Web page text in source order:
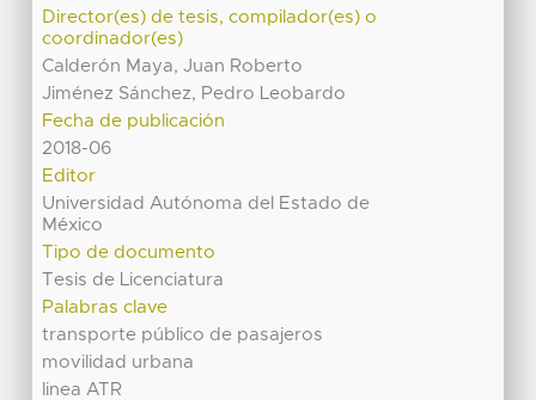
Director(es) de tesis, compilador(es) o
coordinador(es)
Calderón Maya, Juan Roberto
Jiménez Sánchez, Pedro Leobardo
Fecha de publicación
2018-06
Editor
Universidad Autónoma del Estado de
México
Tipo de documento
Tesis de Licenciatura
Palabras clave
transporte público de pasajeros
movilidad urbana
linea ATR